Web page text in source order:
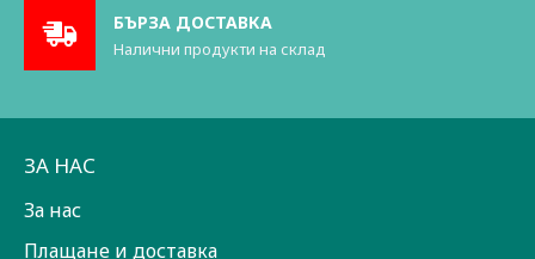
БЪРЗА ДОСТАВКА
Налични продукти на склад
ЗА НАС
За нас
Плащане и доставка